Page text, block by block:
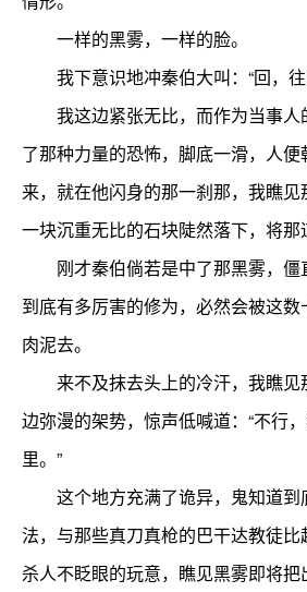
一样的黑雾，一样的脸。
我下意识地冲秦伯大叫：“回，往
我这边紧张无比，而作为当事人
了那种力量的恐怖，脚底一滑，人
来，就在他闪身的那一刹那，我瞧
一块沉重无比的石块陡然落下，将那
刚才秦伯倘若是中了那黑雾，僵
到底有多厉害的修为，必然会被这
肉泥去。
来不及抹去头上的冷汗，我瞧见
边弥漫的架势，惊声低喊道：“不行
里。”
这个地方充满了诡异，鬼知道到
法，与那些真刀真枪的巴干达教徒
杀人不眨眼的玩意，瞧见黑雾即将